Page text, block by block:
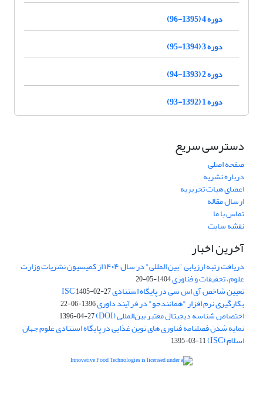
دوره 4 (1395-96)
دوره 3 (1394-95)
دوره 2 (1393-94)
دوره 1 (1392-93)
دسترسی سریع
صفحه اصلی
درباره نشریه
اعضای هیات تحریریه
ارسال مقاله
تماس با ما
نقشه سایت
آخرین اخبار
دریافت رتبه ارزیابی "بین المللی" در سال ۱۴۰۴ از کمیسیون نشریات وزارت
علوم، تحقیقات و فناوری1404-05-20
تعیین شاخص آی اس سی در پایگاه استنادی ISC1405-02-27
بکارگیری نرم افزار "همانندجو" در فرآیند داوری1396-06-22
اختصاص شناسه دیجیتال معتبر بین‌المللی (DOI) 1396-04-27
نمایه شدن فصلنامه فناوری های نوین غذایی در پایگاه استنادی علوم جهان
اسلام (ISC) 1395-03-11